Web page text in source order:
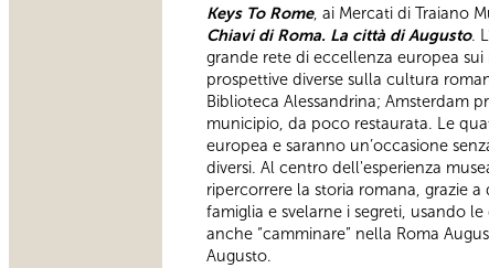
Keys To Rome, ai Mercati di Traiano
Chiavi di Roma. La città di Augusto.
grande rete di eccellenza europea
prospettive diverse sulla cultura
Biblioteca Alessandrina; Amsterdam
municipio, da poco restaurata. Le
europea e saranno un’occasione
diversi. Al centro dell'esperienza
ripercorrere la storia romana, grazie
famiglia e svelarne i segreti, usando
anche “camminare” nella Roma
Augusto.